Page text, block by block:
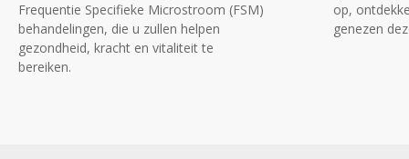
Frequentie Specifieke Microstroom (FSM)
behandelingen, die u zullen helpen
gezondheid, kracht en vitaliteit te
bereiken.
op,
genezen